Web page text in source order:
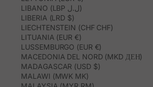
LIBANO (LBP ل.ل)
LIBERIA (LRD $)
LIECHTENSTEIN (CHF CHF)
LITUANIA (EUR €)
LUSSEMBURGO (EUR €)
MACEDONIA DEL NORD (MKD ДЕН)
MADAGASCAR (USD $)
MALAWI (MWK MK)